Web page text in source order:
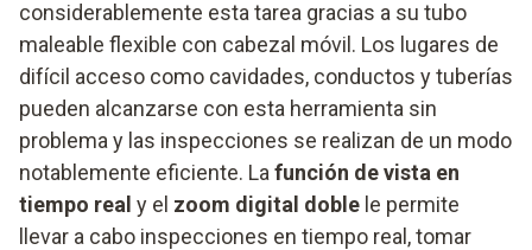
considerablemente esta tarea gracias a su tubo
maleable flexible con cabezal móvil. Los lugares de
difícil acceso como cavidades, conductos y tuberías
pueden alcanzarse con esta herramienta sin
problema y las inspecciones se realizan de un modo
notablemente eficiente. La función de vista en
tiempo real y el zoom digital doble le permite
llevar a cabo inspecciones en tiempo real, tomar